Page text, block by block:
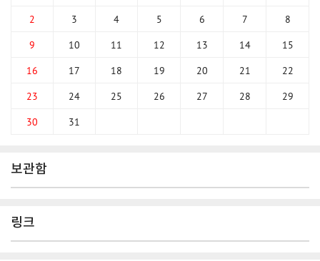
2
3 4 5 6 7
8
9
10 11 12 13 14
15
16
17 18 19 20 21
22
23
24 25 26 27 28
29
30
31
보관함
링크